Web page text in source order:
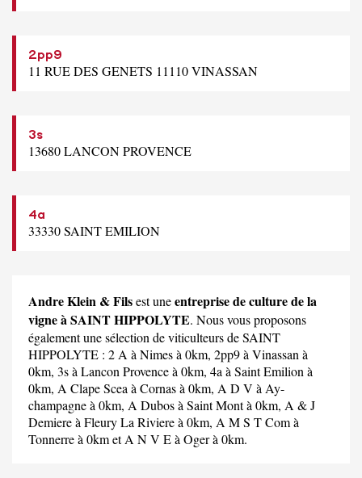
2pp9
11 RUE DES GENETS 11110 VINASSAN
3s
13680 LANCON PROVENCE
4a
33330 SAINT EMILION
Andre Klein & Filsest uneentreprise de culture de la
vigne à SAINT HIPPOLYTE. Nous vous proposons
également une sélection de viticulteurs de SAINT
HIPPOLYTE : 2 A à Nimes à 0km, 2pp9à Vinassan à
0km, 3sà Lancon Provence à 0km, 4a à Saint Emilion à
0km, A Clape Scea à Cornas à 0km, A D V à Ay-
champagne à 0km, A Dubosà Saint Mont à 0km, A & J
Demiereà Fleury La Riviere à 0km, A M S T Comà
Tonnerre à 0km etA N V Eà Oger à 0km.